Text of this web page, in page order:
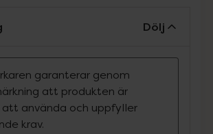
Dölj
garanterar genom
att produkten är
att använda och uppfyller
krav.